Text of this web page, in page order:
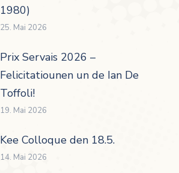
1980)
25. Mai 2026
Prix Servais 2026 –
Felicitatiounen un de Ian De
Toffoli!
19. Mai 2026
Kee Colloque den 18.5.
14. Mai 2026